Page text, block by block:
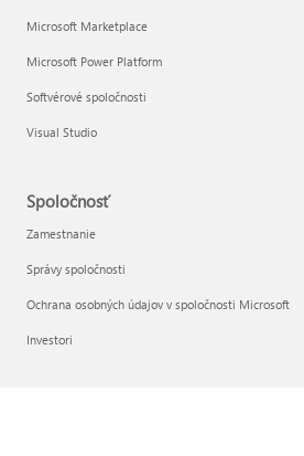
Microsoft Marketplace
Microsoft Power Platform
Softvérové spoločnosti
Visual Studio
Spoločnosť
Zamestnanie
Správy spoločnosti
Ochrana osobných údajov v spoločnosti Microsoft
Investori